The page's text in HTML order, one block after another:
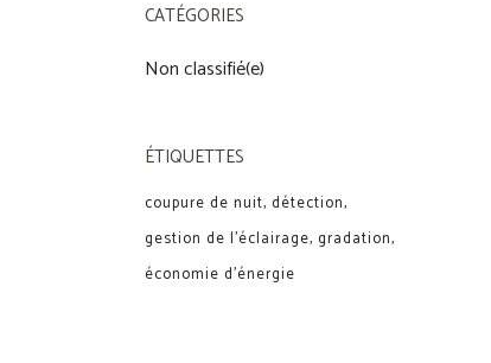
CATÉGORIES
Non classifié(e)
ÉTIQUETTES
coupure de nuit détection
gestion de l'éclairage gradation
économie d'énergie